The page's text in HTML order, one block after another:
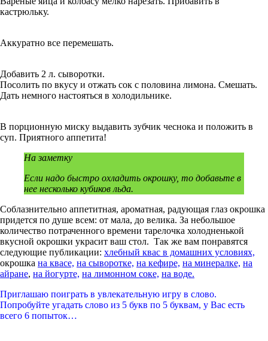
кастрюльку.
Аккуратно все перемешать.
Добавить 2 л. сыворотки.
Посолить по вкусу и отжать сок с половина лимона. Смешать.
Дать немного настояться в холодильнике.
В порционную миску выдавить зубчик чеснока и положить в
суп. Приятного аппетита!
На заметку
Если надо быстро охладить окрошку, то добавьте в
нее несколько кубиков льда.
Соблазнительно аппетитная, ароматная, радующая глаз окрошка
придется по душе всем: от мала, до велика. За небольшое
количество потраченного времени тарелочка холодненькой
вкусной окрошки украсит ваш стол. Так же вам понравятся
следующие публикации: хлебный квас в домашних условиях,
окрошка на квасе, на сыворотке, на кефире, на минералке, на
айране, на йогурте, на лимонном соке, на воде.
Приглашаю поиграть в увлекательную игру в слово.
Попробуйте угадать слово из 5 букв по 5 буквам, у Вас есть
всего 6 попыток…